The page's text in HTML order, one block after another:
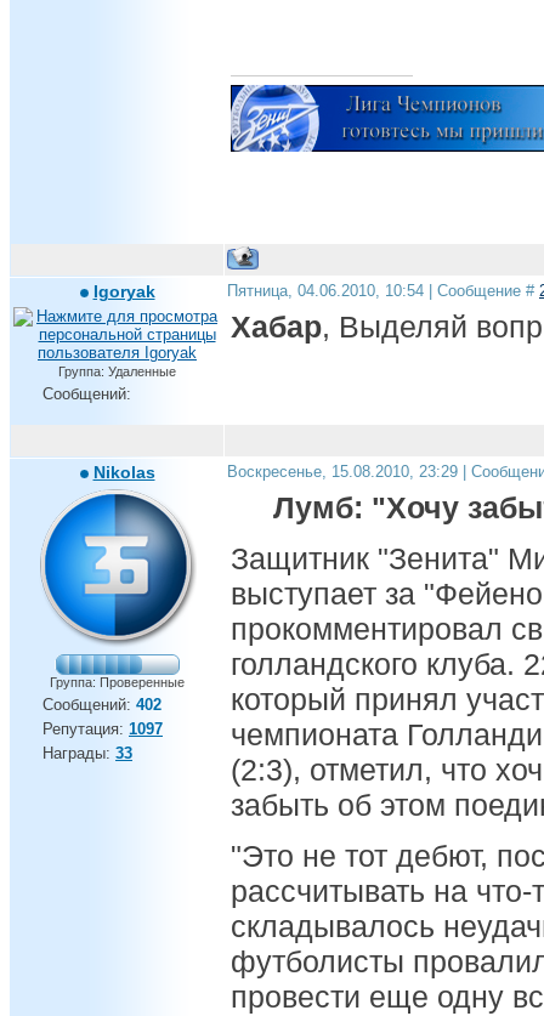
Igoryak
Группа: Удаленные
Сообщений:
Пятница, 04.06.2010, 10:54 | Сообщение #
Хабар, Выделяй
Nikolas
Группа: Проверенные
Сообщений: 402
Репутация: 1097
Награды: 33
Воскресенье, 15.08.2010, 23:29 |
Лумб: "Хочу
Защитник "Зенита"
выступает за
прокомментировал
голландского клуба.
который принял
чемпионата
(2:3), отметил, что
забыть об этом
"Это не тот дебют,
рассчитывать на
складывалось
футболисты
провести еще одну